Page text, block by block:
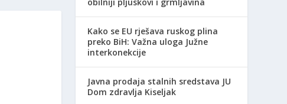
Kako se EU rješava ruskog plina
preko BiH: Važna uloga Južne
interkonekcije
Javna prodaja stalnih sredstava JU
Dom zdravlja Kiseljak